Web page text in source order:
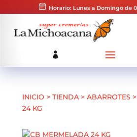
Horario: Lunes a Domingo de
INICIO > TIENDA> ABARROTES >
24 KG